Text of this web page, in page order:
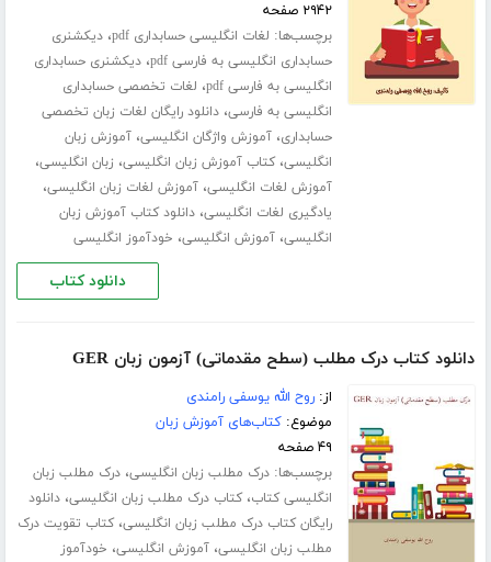
۲۹۴۲ صفحه
برچسب‌ها: لغات انگلیسی حسابداری pdf ،دیکشنری
حسابداری انگلیسی به فارسی pdf
،دیکشنری حسابداری
انگلیسی به فارسی pdf
، لغات تخصصی حسابداری
انگلیسی به فارسی،دانلود رایگان لغات زبان تخصصی
حسابداری،آموزش واژگان انگلیسی،آموزش زبان
انگلیسی،کتاب آموزش زبان انگلیسی، زبان انگلیسی،
آموزش لغات انگلیسی،آموزش لغات زبان انگلیسی،
یادگیری لغات انگلیسی،دانلود کتاب آموزش زبان
انگلیسی،آموزش انگلیسی، خودآموز انگلیسی
دانلود کتاب
دانلود کتاب درک مطلب (سطح مقدماتی) آزمون زبان GER
از:روح الله یوسفی رامندی
موضوع:کتاب‌های آموزش زبان
۴۹ صفحه
برچسب‌ها:درک مطلب زبان انگلیسی،درک مطلب زبان
انگلیسی کتاب،کتاب درک مطلب زبان انگلیسی،دانلود
رایگان کتاب درک مطلب زبان انگلیسی،کتاب تقویت درک
مطلب زبان انگلیسی،آموزش انگلیسی، خودآموز